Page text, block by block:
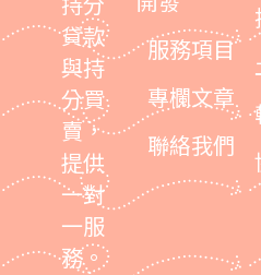
貸款
與持
分買
賣，
提供
一對
一服
務。
服務項目
專欄文章
聯絡我們